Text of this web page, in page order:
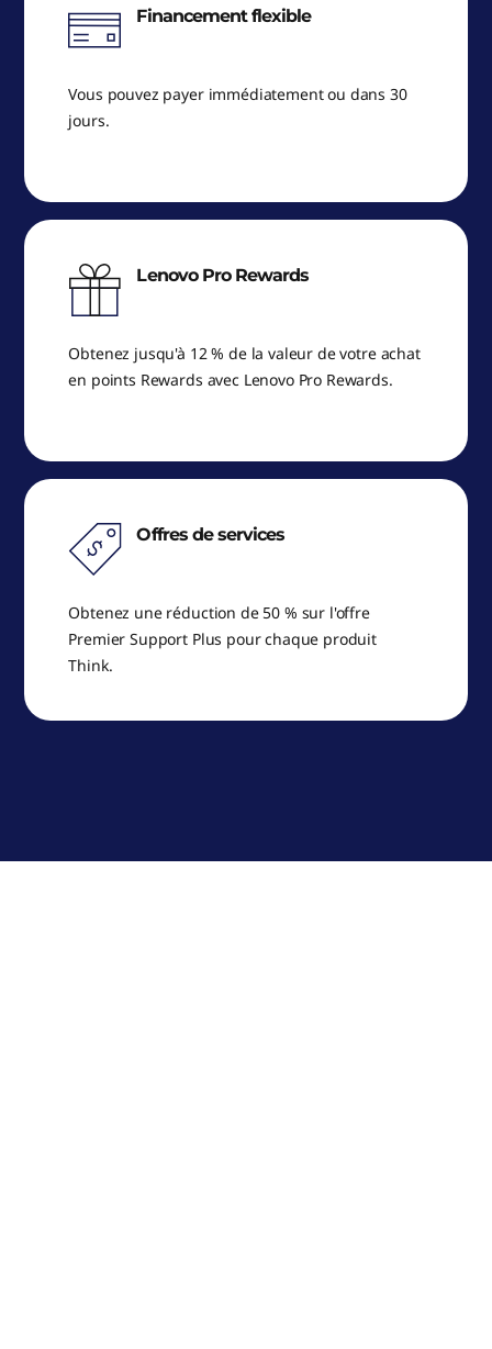
Financement flexible
Vous pouvez payer immédiatement ou dans 30
jours.
Lenovo Pro Rewards
Obtenez jusqu'à 12 % de la valeur de votre achat
en points Rewards avec Lenovo Pro Rewards.
Offres de services
Obtenez une réduction de 50 % sur l'offre
Premier Support Plus pour chaque produit
Think.